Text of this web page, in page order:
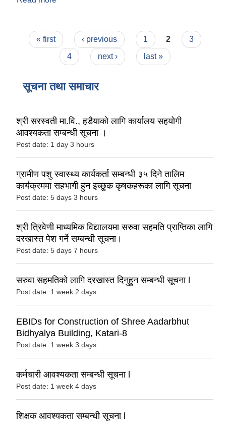
Pages
« first ‹ previous 1 2
3
4
next › last »
सूचना तथा समाचार
श्री सरस्वती मा.वि., हडैयाको लागि कार्यालय सहयोगी
आवश्यकता सम्बन्धी सूचना ।
Post date: 1 day 3 hours
ग्रामीण पशु स्वास्थ्य कार्यकर्ता सम्बन्धी ३५ दिने तालिम
कार्यक्रममा सहभागी हुन इच्छुक कृषकहरूका लागि सूचना
Post date: 5 days 3 hours
श्री त्रिवेणी माध्यमिक विद्यालयमा सरुवा सहमति प्राप्तिका लागि
दरखास्त पेश गर्ने सम्बन्धी सूचना।
Post date: 5 days 7 hours
सरुवा सहमतिको लागि दरखास्त दिनुहुन सम्बन्धी सूचना l
Post date: 1 week 2 days
EBIDs for Construction of Shree Aadarbhut
Bidhyalya Building, Katari-8
Post date: 1 week 3 days
कर्मचारी आवश्यकता सम्बन्धी सूचना l
Post date: 1 week 4 days
शिक्षक आवश्यकता सम्बन्धी सूचना l